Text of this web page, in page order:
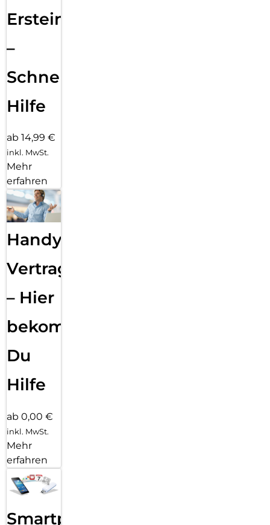
Ersteinrichtung
–
Schnelle
Hilfe
ab 14,99 €
inkl. MwSt.
Mehr
erfahren
Handy
Vertragsabwicklung
– Hier
bekommst
Du
Hilfe
ab 0,00 €
inkl. MwSt.
Mehr
erfahren
Smartphone